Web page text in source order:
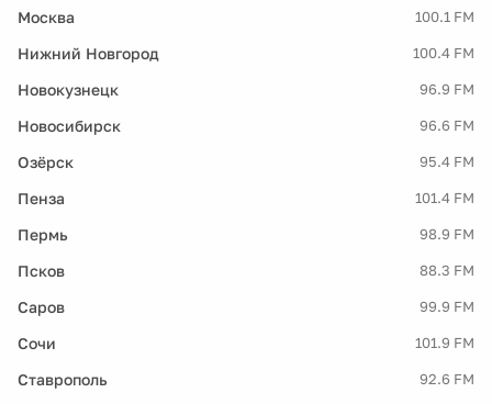
Москва 100.1 FM
Нижний Новгород 100.4 FM
Новокузнецк 96.9 FM
Новосибирск 96.6 FM
Озёрск 95.4 FM
Пенза 101.4 FM
Пермь 98.9 FM
Псков 88.3 FM
Саров 99.9 FM
Сочи 101.9 FM
Ставрополь 92.6 FM